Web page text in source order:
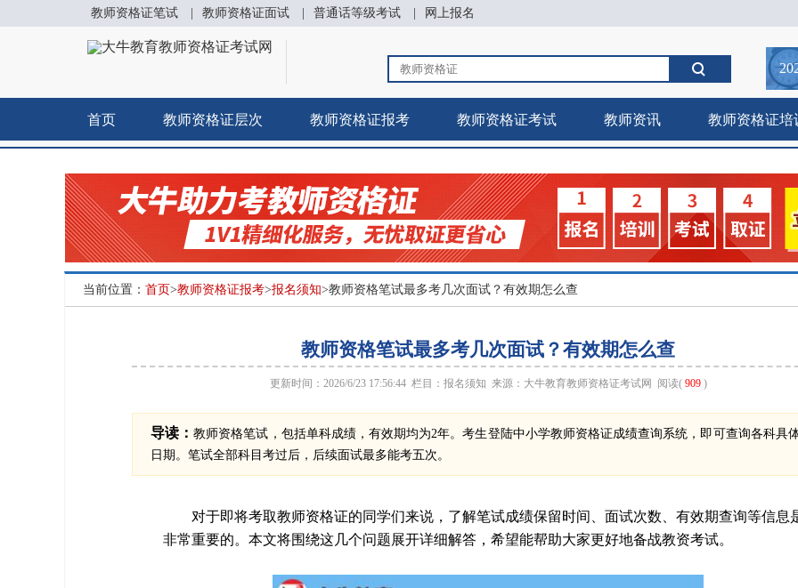
教师资格证笔试 教师资格证面试 普通话等级考试 网上报名
首页 教师资格证层次 教师资格证报考 教师资格证考试 教师资讯 教师资格证培
当前位置： 首页>教师资格证报考>报名须知>教师资格笔试最多考几次面试？有效期怎么查
教师资格笔试最多考几次面试？有效期怎么查
更新时间：2026/6/23 17:56:44 栏目： 报名须知 来源： 大牛教育教师资格证考试网 阅读( 909 )
导读：教师资格笔试，包括单科成绩，有效期均为2年。考生登陆中小学教师资格证成绩查询系统，即可查询各科具
日期。笔试全部科目考过后，后续面试最多能考五次。
对于即将考取教师资格证的同学们来说，了解笔试成绩保留时间、面试次数、有效期查询等信息
非常重要的。本文将围绕这几个问题展开详细解答，希望能帮助大家更好地备战教资考试。